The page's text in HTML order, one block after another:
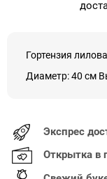
Гортензия
Диаметр: 40 см
Экспрес
Открытка в